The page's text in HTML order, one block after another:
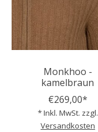
Monkhoo -
kamelbraun
€269,00*
* Inkl. MwSt. zzgl.
Versandkosten